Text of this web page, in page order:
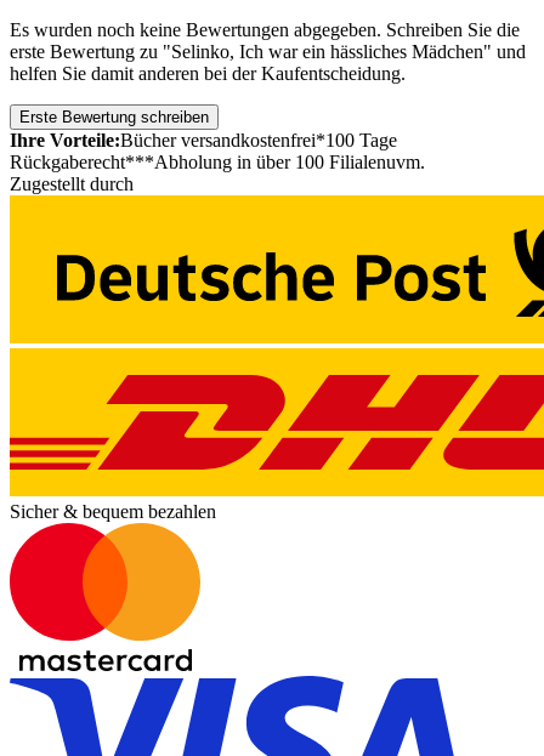
Es wurden noch keine Bewertungen abgegeben. Schreiben Sie die
erste Bewertung zu "Selinko, Ich war ein hässliches Mädchen" und
helfen Sie damit anderen bei der Kaufentscheidung.
Erste Bewertung schreiben
Ihre Vorteile:Bücher versandkostenfrei*100 Tage
Rückgaberecht***Abholung in über 100 Filialenuvm.
Zugestellt durch
Sicher & bequem bezahlen